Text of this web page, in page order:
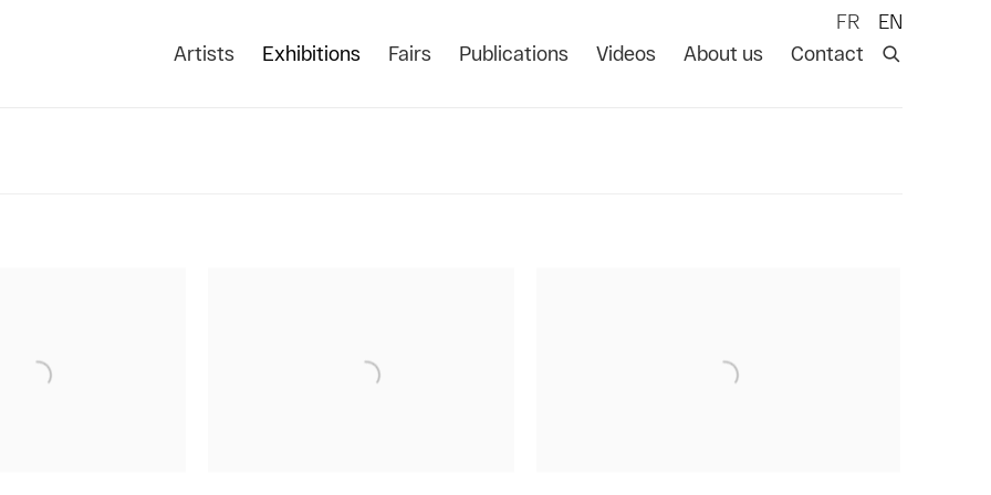
Artists Exhibitions Fairs Publications Videos About us Contact
FR EN